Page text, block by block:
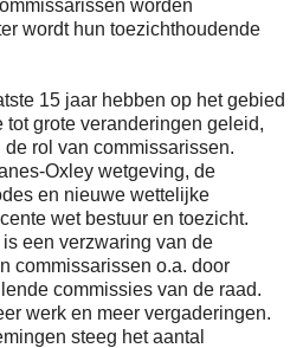
worden
wordt hun toezichthoudende
15 jaar hebben op het gebied
grote veranderingen geleid,
rol van commissarissen.
Oxley wetgeving, de
en nieuwe wettelijke
wet bestuur en toezicht.
een verzwaring van de
commissarissen o.a. door
commissies van de raad.
werk en meer vergaderingen.
steeg het aantal